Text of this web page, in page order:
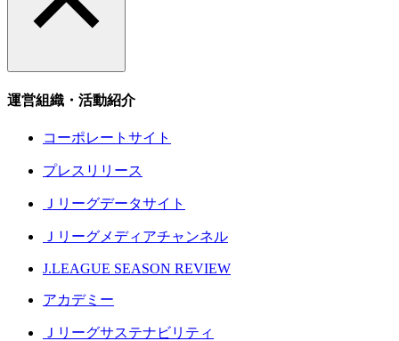
運営組織・活動紹介
コーポレートサイト
プレスリリース
Ｊリーグデータサイト
Ｊリーグメディアチャンネル
J.LEAGUE SEASON REVIEW
アカデミー
Ｊリーグサステナビリティ